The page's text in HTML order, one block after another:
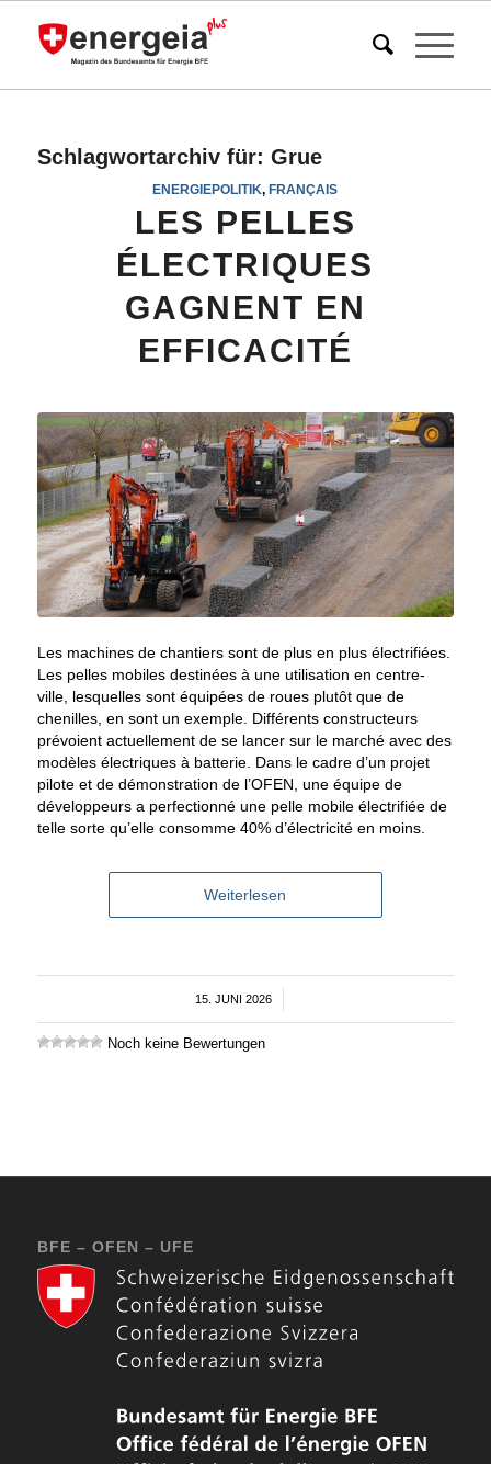
Schlagwortarchiv für: Grue
ENERGIEPOLITIK,FRANÇAIS
LES PELLES
ÉLECTRIQUES
GAGNENT EN
EFFICACITÉ
Les machines de chantiers sont de plus en plus électrifiées.
Les pelles mobiles destinées à une utilisation en centre-
ville, lesquelles sont équipées de roues plutôt que de
chenilles, en sont un exemple. Différents constructeurs
prévoient actuellement de se lancer sur le marché avec des
modèles électriques à batterie. Dans le cadre d’un projet
pilote et de démonstration de l’OFEN, une équipe de
développeurs a perfectionné une pelle mobile électrifiée de
telle sorte qu’elle consomme 40% d’électricité en moins.
Weiterlesen
15. JUNI 2026
/
Noch keine Bewertungen
BFE – OFEN – UFE